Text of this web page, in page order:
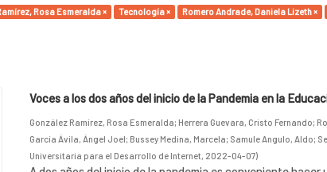
Rosa Esmeralda × Tecnología × Romero Andrade, Daniela Lizeth ×
Voces a los dos años del inicio de la Pandemia en la
González Ramírez, Rosa Esmeralda; Herrera Guevara, Cristo Fernando;
García Ávila, Ángel Joel; Bussey Medina, Marcela; Samule Angulo, Aldo;
Universitaria para el Desarrollo de Internet, 2022-04-07)